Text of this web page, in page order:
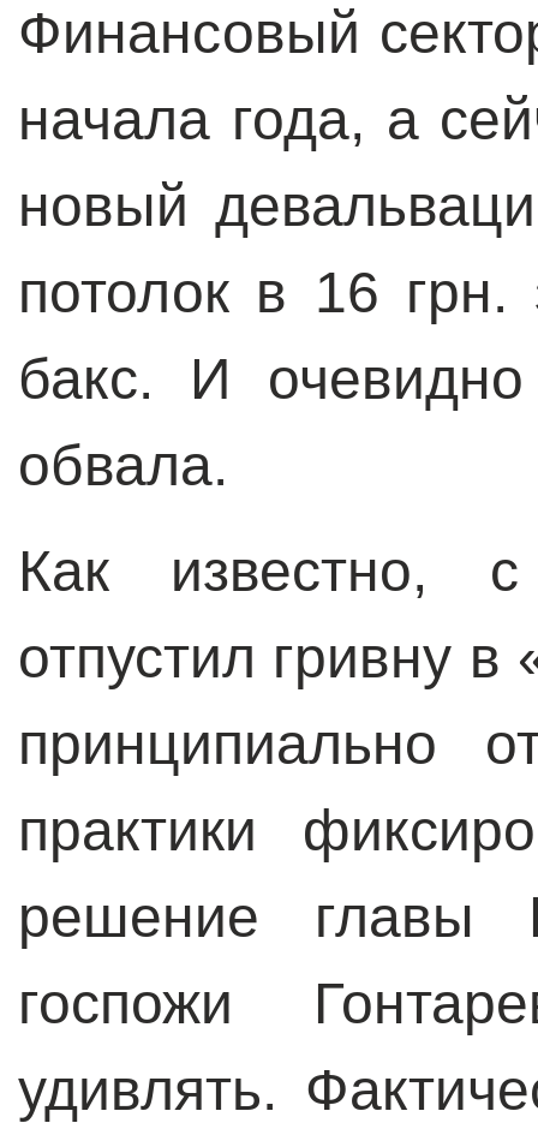
Финансовый
начала года, а
новый
потолок в 16
бакс. И
обвала.
Как известно,
отпустил гривну
принципиально
практики
решение главы
госпожи
удивлять.